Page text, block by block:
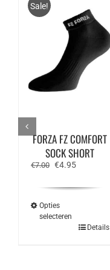
Sale!
FORZA FZ COMFORT
SOCK SHORT
€7.00 Oorspronkelijke
€4.95Huidige
Opties
selecteren
Dit
Details